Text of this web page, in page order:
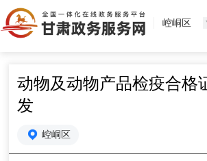
崆峒区
动物及动物产品检疫合格
发
崆峒区